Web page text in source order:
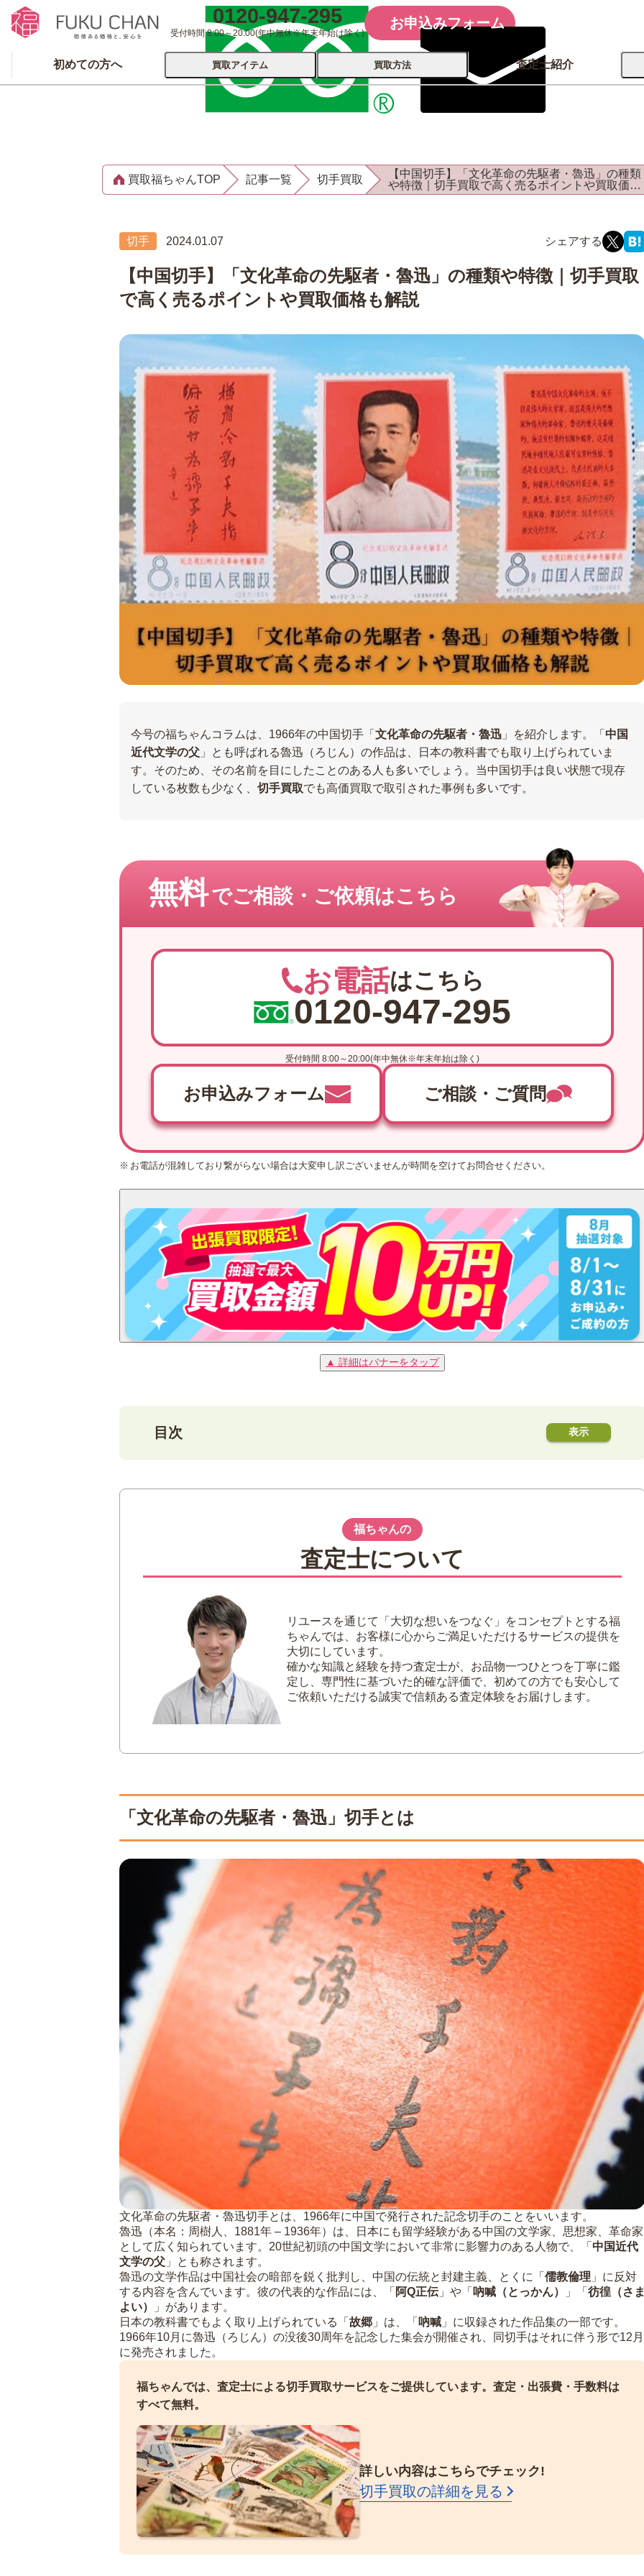
0120-947-295
受付時間 8:00～20:00(年中無休※年末年始は除く)
お申込みフォーム
初めての方へ 買取アイテム
ブランド
品
古銭 ⁄
記念硬貨
レコード カメラ おもちゃ
骨董品 時計 毛皮 金券
買取方法 査定士紹介
買取福ちゃんTOP 記事一覧 切手買取
【中国切手】「文化革命の先駆者・魯迅」の種類
や特徴｜切手買取で高く売るポイントや買取価格
も解説
切手 2024.01.07
【中国切手】「文化革命の先駆者・魯迅」の種類や特徴｜切手買取
で高く売るポイントや買取価格も解説
今号の福ちゃんコラムは、1966年の中国切手「 文化革命の先駆者・魯迅 」を紹介します。「 中国
近代文学の父 」とも呼ばれる魯迅（ろじん）の作品は、日本の教科書でも取り上げられていま
す。そのため、その名前を目にしたことのある人も多いでしょう。当中国切手は良い状態で現存
している枚数も少なく、 切手買取でも高価買取で取引された事例も多いです。
無料でご相談・ ご依頼はこちら
お電話はこちら
0120-947-295
受付時間 8:00～20:00(年中無休※年末年始は除く)
お申込みフォーム ご相談・ご質問
お電話が混雑しており繋がらない場合は大変申し訳ございませんが時間を空けてお問合せください。
▲ 詳細はバナーをタップ
目次
「文化革命の先駆者・魯迅」切手の市場価値や高く売るためのポイント
福ちゃんの
査定士について
リユースを通じて「大切な想いをつなぐ」をコンセプトとする福
ちゃんでは、お客様に心からご満足いただけるサービスの提供を
大切にしています。
確かな知識と経験を持つ査定士が、お品物一つひとつを丁寧に鑑
定し、専門性に基づいた的確な評価で、初めての方でも安心して
ご依頼いただける誠実で信頼ある査定体験をお届けします。
「文化革命の先駆者・魯迅」切手とは
文化革命の先駆者・魯迅切手とは、1966年に中国で発行された記念切手のことをいいます。
魯迅（本名：周樹人、1881年 – 1936年）は、日本にも留学経験がある中国の文学家、思想家、革命家
として広く知られています。20世紀初頭の中国文学において非常に影響力のある人物で、「 中国近代
文学の父 」とも称されます。
魯迅の文学作品は中国社会の暗部を鋭く批判し、中国の伝統と封建主義、とくに「 儒教倫理 」に反対
する内容を含んでいます。彼の代表的な作品には、「 阿Q正伝」や「 吶喊（とっかん） 」「 彷徨（さ
よい）
」があります。
日本の教科書でもよく取り上げられている「 故郷 」は、「 吶喊 」に収録された作品集の一部です。
1966年10月に魯迅（ろじん）の没後30周年を記念した集会が開催され、同切手はそれに伴う形で12月
に発売されました。
福ちゃんでは、査定士による切手買取サービスをご提供しています。 査定・出張費・手数料は
すべて無料。
詳しい内容はこちらでチェック!
切手買取の詳細を見る